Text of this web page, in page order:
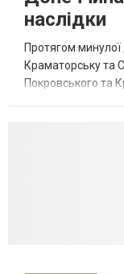
наслідки
Протягом минулої
Краматорську та
Покровського та